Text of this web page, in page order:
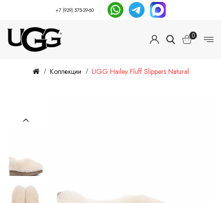
+7 (929) 575-29-60
0
Коллекции UGG Hailey Fluff Slippers Natural